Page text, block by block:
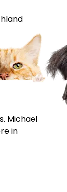
Michael
in